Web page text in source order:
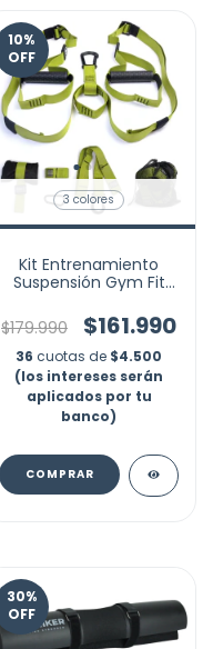
10%
OFF
3 colores
Kit Entrenamiento
Suspensión Gym Fit
Ajustable
$179.990 $161.990
36 cuotas de $4.500
(los intereses serán
aplicados por tu
banco)
COMPRAR
30%
OFF